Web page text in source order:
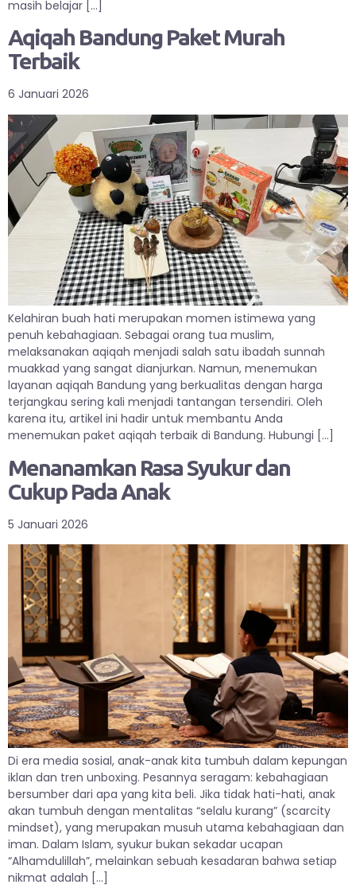
masih belajar […]
Aqiqah Bandung Paket Murah
Terbaik
6 Januari 2026
Kelahiran buah hati merupakan momen istimewa yang
penuh kebahagiaan. Sebagai orang tua muslim,
melaksanakan aqiqah menjadi salah satu ibadah sunnah
muakkad yang sangat dianjurkan. Namun, menemukan
layanan aqiqah Bandung yang berkualitas dengan harga
terjangkau sering kali menjadi tantangan tersendiri. Oleh
karena itu, artikel ini hadir untuk membantu Anda
menemukan paket aqiqah terbaik di Bandung. Hubungi […]
Menanamkan Rasa Syukur dan
Cukup Pada Anak
5 Januari 2026
Di era media sosial, anak-anak kita tumbuh dalam kepungan
iklan dan tren unboxing. Pesannya seragam: kebahagiaan
bersumber dari apa yang kita beli. Jika tidak hati-hati, anak
akan tumbuh dengan mentalitas “selalu kurang” (scarcity
mindset), yang merupakan musuh utama kebahagiaan dan
iman. Dalam Islam, syukur bukan sekadar ucapan
“Alhamdulillah”, melainkan sebuah kesadaran bahwa setiap
nikmat adalah […]